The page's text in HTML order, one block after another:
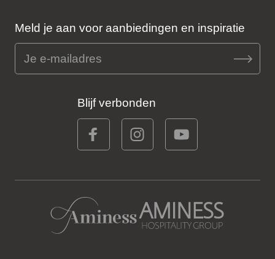
Meld je aan voor aanbiedingen en inspiratie
Blijf verbonden